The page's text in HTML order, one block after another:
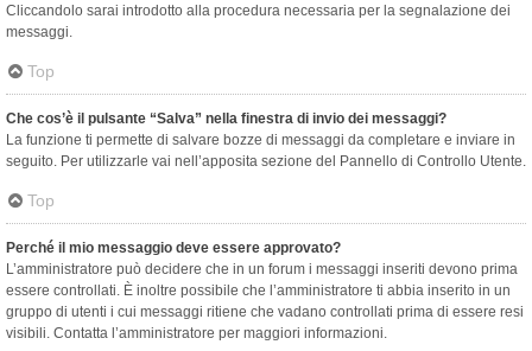
Cliccandolo sarai introdotto alla procedura necessaria per la segnalazione dei
messaggi.
Top
Che cos’è il pulsante “Salva” nella finestra di invio dei messaggi?
La funzione ti permette di salvare bozze di messaggi da completare e inviare in
seguito. Per utilizzarle vai nell’apposita sezione del Pannello di Controllo Utente.
Top
Perché il mio messaggio deve essere approvato?
L’amministratore può decidere che in un forum i messaggi inseriti devono prima
essere controllati. È inoltre possibile che l’amministratore ti abbia inserito in un
gruppo di utenti i cui messaggi ritiene che vadano controllati prima di essere resi
visibili. Contatta l’amministratore per maggiori informazioni.